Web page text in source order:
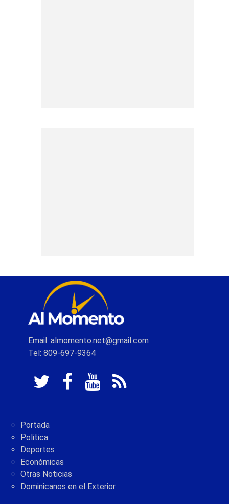
Email: almomento.net@gmail.com
Tel: 809-697-9364
Portada
Politica
Deportes
Económicas
Otras Noticias
Dominicanos en el Exterior